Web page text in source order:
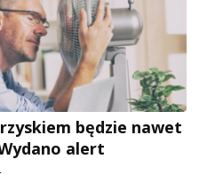
będzie nawet
alert